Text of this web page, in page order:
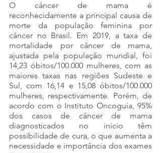
O câncer de mama é
reconhecidamente a principal causa de
morte da população feminina por
câncer no Brasil. Em 2019, a taxa de
mortalidade por câncer de mama,
ajustada pela população mundial, foi
14,23 óbitos/100.000 mulheres, com as
maiores taxas nas regiões Sudeste e
Sul, com 16,14 e 15,08 óbitos/100.000
mulheres, respectivamente. Porém, de
acordo com o Instituto Oncoguia, 95%
dos casos de câncer de mama
diagnosticados no início têm
possibilidade de cura, o que aumenta a
necessidade e importância dos exames